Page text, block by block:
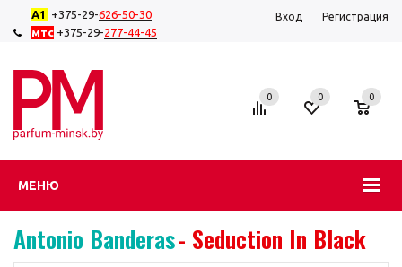
А1 +375-29-626-50-30
мтс +375-29-277-44-45
Вход Регистрация
МЕНЮ
0 0 0
Antonio Banderas- Seduction In Black